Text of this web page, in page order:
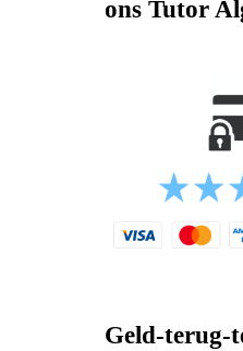
ons Tutor
Geld-terug-